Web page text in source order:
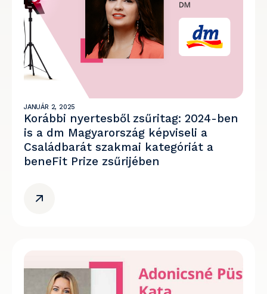
JANUÁR 2, 2025
Korábbi nyertesből zsűritag: 2024-ben
is a dm Magyarország képviseli a
Családbarát szakmai kategóriát a
beneFit Prize zsűrijében